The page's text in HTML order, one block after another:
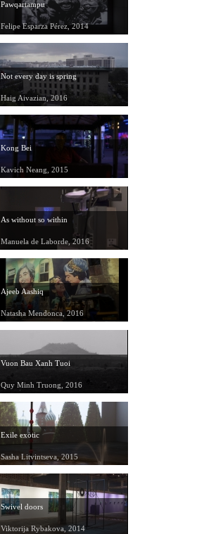
Pawqartampu
Felipe Esparza Pérez, 2014
Not every day is spring
Haig Aivazian, 2016
Kong Bei
Kavich Neang, 2015
As without so within
Manuela de Laborde, 2016
Ajeeb Aashiq
Natasha Mendonca, 2016
Vuon Bau Xanh Tuoi
Quy Minh Truong, 2016
Exile exotic
Sasha Litvintseva, 2015
Swivel doors
Viktorija Rybakova, 2014